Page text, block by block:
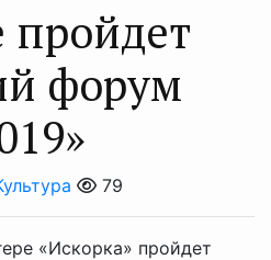
пройдет
форум
79
«Искорка» пройдет